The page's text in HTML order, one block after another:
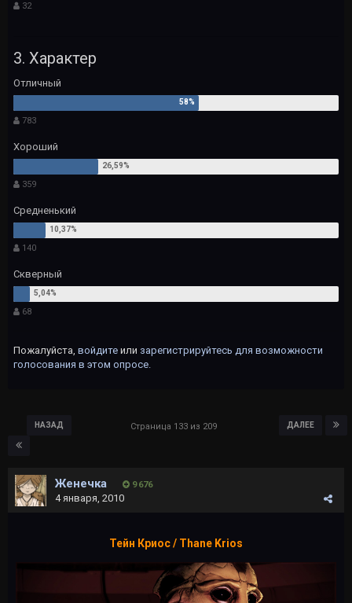
32
3. Характер
Отличный
783
Хороший
359
Средненький
140
Скверный
68
Пожалуйста, войдите или зарегистрируйтесь для возможности
голосования в этом опросе.
НАЗАД ДАЛЕЕ
Страница 133 из 209
Женечка 9 676
4 января, 2010
Тейн Криос / Thane Krios